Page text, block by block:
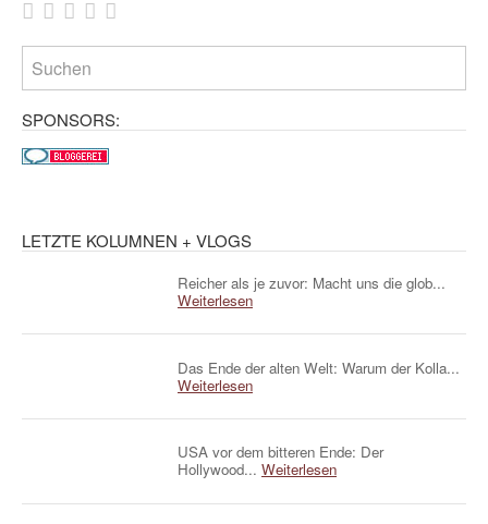
SPONSORS:
LETZTE KOLUMNEN + VLOGS
Reicher als je zuvor: Macht uns die glob...
Weiterlesen
Das Ende der alten Welt: Warum der Kolla...
Weiterlesen
USA vor dem bitteren Ende: Der
Hollywood... Weiterlesen